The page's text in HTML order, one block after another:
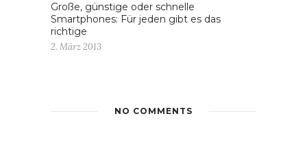
Große, günstige oder schnelle
Smartphones: Für jeden gibt es das
richtige
2. März 2013
NO COMMENTS